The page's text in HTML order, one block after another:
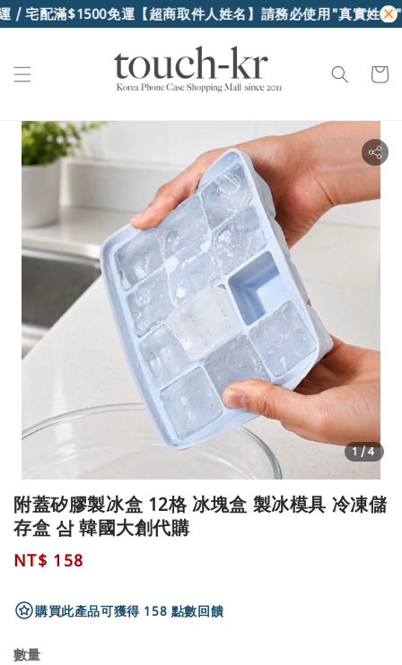
/ 宅配滿$1500免運【超商取件人姓名】請務必使用"真實姓名"
1/4
附蓋矽膠製冰盒 12格 冰塊盒 製冰模具 冷凍儲
存盒 삼 韓國大創代購
Regular
NT$ 158
購買此產品可獲得 158 點數回饋
數量